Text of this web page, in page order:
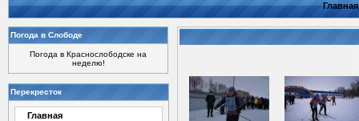
Главная
Погода в Слободе
Погода в Краснослободске на
неделю!
Перекресток
Главная